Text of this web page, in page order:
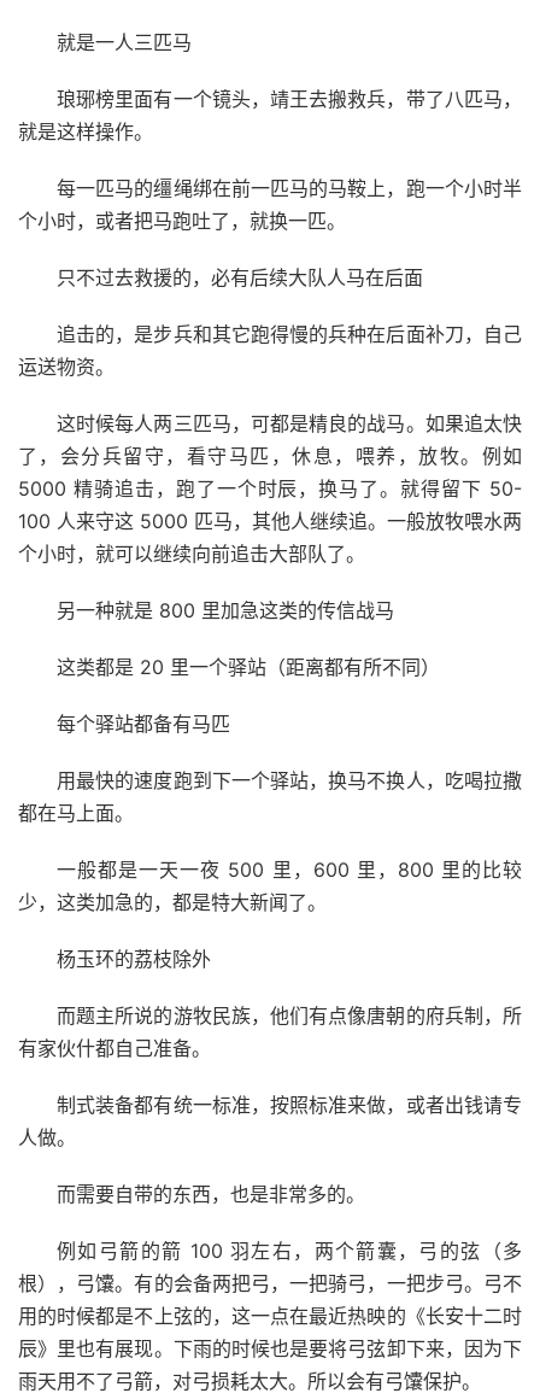
就是一人三匹马
琅琊榜里面有一个镜头，靖王去搬救兵，带了八匹马，
就是这样操作。
每一匹马的缰绳绑在前一匹马的马鞍上，跑一个小时半
个小时，或者把马跑吐了，就换一匹。
只不过去救援的，必有后续大队人马在后面
追击的，是步兵和其它跑得慢的兵种在后面补刀，自己
运送物资。
这时候每人两三匹马，可都是精良的战马。如果追太快
了，会分兵留守，看守马匹，休息，喂养，放牧。例如
5000 精骑追击，跑了一个时辰，换马了。就得留下 50-
100 人来守这 5000 匹马，其他人继续追。一般放牧喂水两
个小时，就可以继续向前追击大部队了。
另一种就是 800 里加急这类的传信战马
这类都是 20 里一个驿站（距离都有所不同）
每个驿站都备有马匹
用最快的速度跑到下一个驿站，换马不换人，吃喝拉撒
都在马上面。
一般都是一天一夜 500 里，600 里，800 里的比较
少，这类加急的，都是特大新闻了。
杨玉环的荔枝除外
而题主所说的游牧民族，他们有点像唐朝的府兵制，所
有家伙什都自己准备。
制式装备都有统一标准，按照标准来做，或者出钱请专
人做。
而需要自带的东西，也是非常多的。
例如弓箭的箭 100 羽左右，两个箭囊，弓的弦（多
根），弓馕。有的会备两把弓，一把骑弓，一把步弓。弓不
用的时候都是不上弦的，这一点在最近热映的《长安十二时
辰》里也有展现。下雨的时候也是要将弓弦卸下来，因为下
雨天用不了弓箭，对弓损耗太大。所以会有弓馕保护。